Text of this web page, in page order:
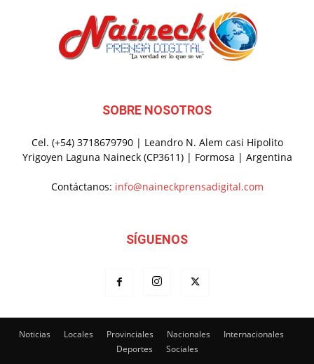
SOBRE NOSOTROS
Cel. (+54) 3718679790 | Leandro N. Alem casi Hipolito
Yrigoyen Laguna Naineck (CP3611) | Formosa | Argentina
Contáctanos: info@naineckprensadigital.com
SÍGUENOS
Noticias Locales Provinciales Nacionales
Internacionales
Deportes
Sociales